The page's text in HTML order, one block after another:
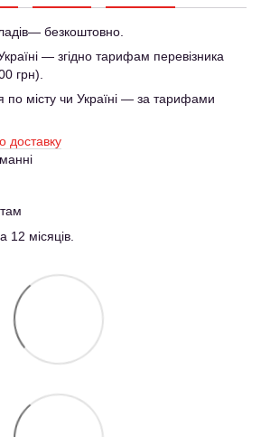
безкоштовно.
— згідно тарифам перевізника
грн).
по місту чи Україні — за тарифами
доставку
12 місяців.